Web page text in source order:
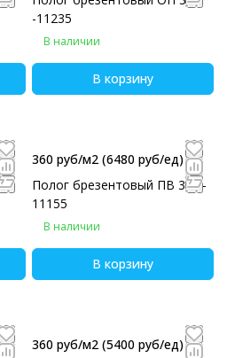
-11235
В наличии
В корзину
360 руб/м2 (6480 руб/eд)
Полог брезентовый ПВ 3х6 -
11155
В наличии
В корзину
360 руб/м2 (5400 руб/eд)